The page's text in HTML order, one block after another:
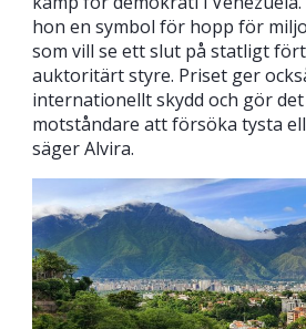
hon en symbol för hopp för
som vill se ett slut på statligt
auktoritärt styre. Priset ger
internationellt skydd och gör
motståndare att försöka tysta
säger Alvira.